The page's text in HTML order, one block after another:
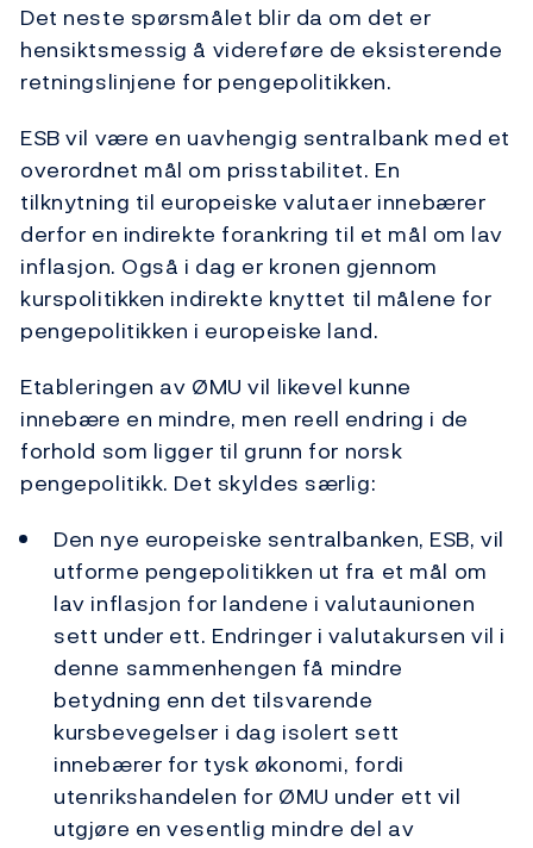
Det neste spørsmålet blir da om det er
hensiktsmessig å videreføre de eksisterende
retningslinjene for pengepolitikken.
ESB vil være en uavhengig sentralbank med et
overordnet mål om prisstabilitet. En
tilknytning til europeiske valutaer innebærer
derfor en indirekte forankring til et mål om lav
inflasjon. Også i dag er kronen gjennom
kurspolitikken indirekte knyttet til målene for
pengepolitikken i europeiske land.
Etableringen av ØMU vil likevel kunne
innebære en mindre, men reell endring i de
forhold som ligger til grunn for norsk
pengepolitikk. Det skyldes særlig:
Den nye europeiske sentralbanken, ESB, vil
utforme pengepolitikken ut fra et mål om
lav inflasjon for landene i valutaunionen
sett under ett. Endringer i valutakursen vil i
denne sammenhengen få mindre
betydning enn det tilsvarende
kursbevegelser i dag isolert sett
innebærer for tysk økonomi, fordi
utenrikshandelen for ØMU under ett vil
utgjøre en vesentlig mindre del av